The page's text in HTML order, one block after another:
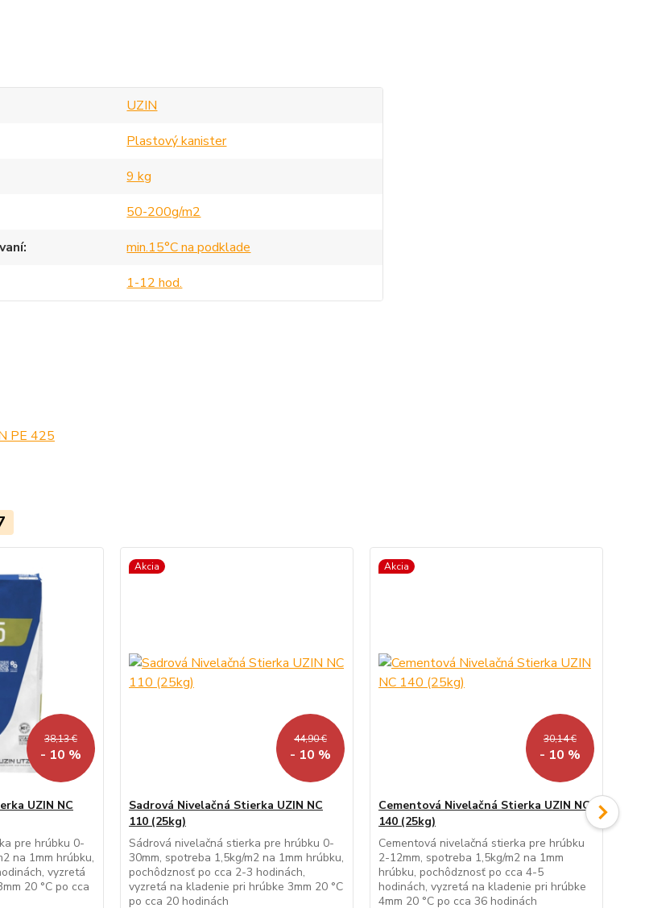
UZIN
Plastový kanister
9 kg
50-200g/m2
min.15°C na podklade
1-12 hod.
PE 425
38,13 €
- 10 %
UZIN NC
pre hrúbku 0-
na 1mm hrúbku,
vyzretá
20 °C po cca
Akcia
44,90 €
- 10 %
Sadrová Nivelačná Stierka UZIN NC
110 (25kg)
Sádrová nivelačná stierka pre hrúbku 0-
30mm, spotreba 1,5kg/m2 na 1mm hrúbku,
pochôdznosť po cca 2-3 hodinách,
vyzretá na kladenie pri hrúbke 3mm 20 °C
po cca 20 hodinách
Akcia
30,14 €
- 10 %
Cementová Nivelačná Stierka UZIN NC
140 (25kg)
Cementová nivelačná stierka pre hrúbku
2-12mm, spotreba 1,5kg/m2 na 1mm
hrúbku, pochôdznosť po cca 4-5
hodinách, vyzretá na kladenie pri hrúbke
4mm 20 °C po cca 36 hodinách